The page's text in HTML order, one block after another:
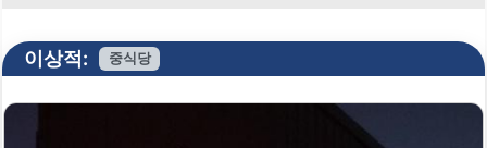
이상적: 중식당